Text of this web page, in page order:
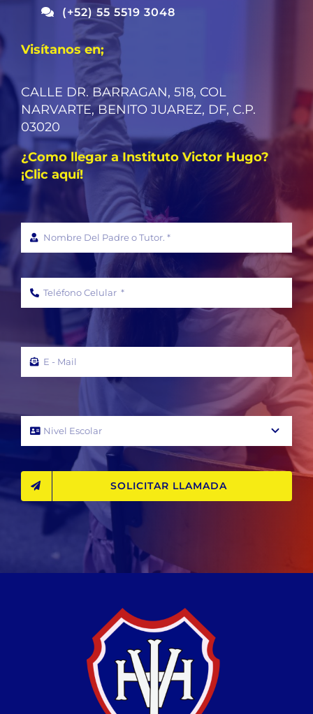
(+52) 55 5519 3048
Visítanos en;
CALLE DR. BARRAGAN, 518, COL
NARVARTE, BENITO JUAREZ, DF, C.P.
03020
¿Como llegar a Instituto Victor Hugo?
¡Clic aquí!
SOLICITAR LLAMADA